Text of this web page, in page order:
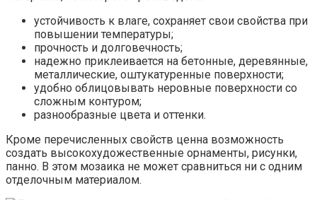
устойчивость к влаге, сохраняет свои свойства при
повышении температуры;
прочность и долговечность;
надежно приклеивается на бетонные, деревянные,
металлические, оштукатуренные поверхности;
удобно облицовывать неровные поверхности со
сложным контуром;
разнообразные цвета и оттенки.
Кроме перечисленных свойств ценна возможность
создать высокохудожественные орнаменты, рисунки,
панно. В этом мозаика не может сравниться ни с одним
отделочным материалом.